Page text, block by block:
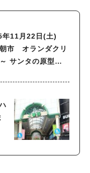
年11月22日(土)
朝市 オランダクリ
サンタの原型、